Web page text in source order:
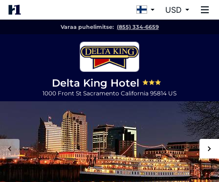
USD
Varaa puhelimitse: (855) 334-6659
Delta King Hotel
1000 Front St Sacramento California 95814 US